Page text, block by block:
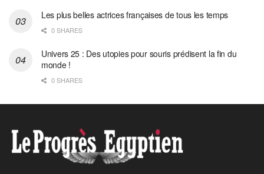
Les plus belles actrices françaises de tous les temps
0 SHARES
Univers 25 : Des utopies pour souris prédisent la fin du
monde !
0 SHARES